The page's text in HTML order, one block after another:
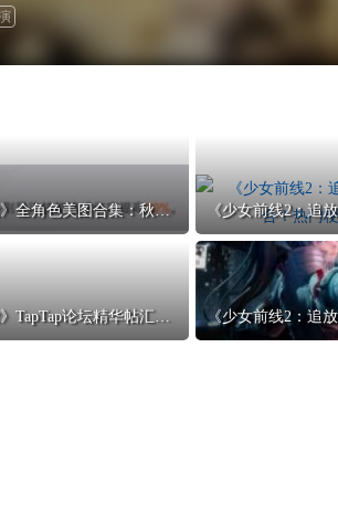
《少女前线2：追放》全角色美图合集：秋桦美图与宣传片截图欣赏
《少女前线2：追放》TapTap论坛精华帖汇总：热门讨论与玩家心得